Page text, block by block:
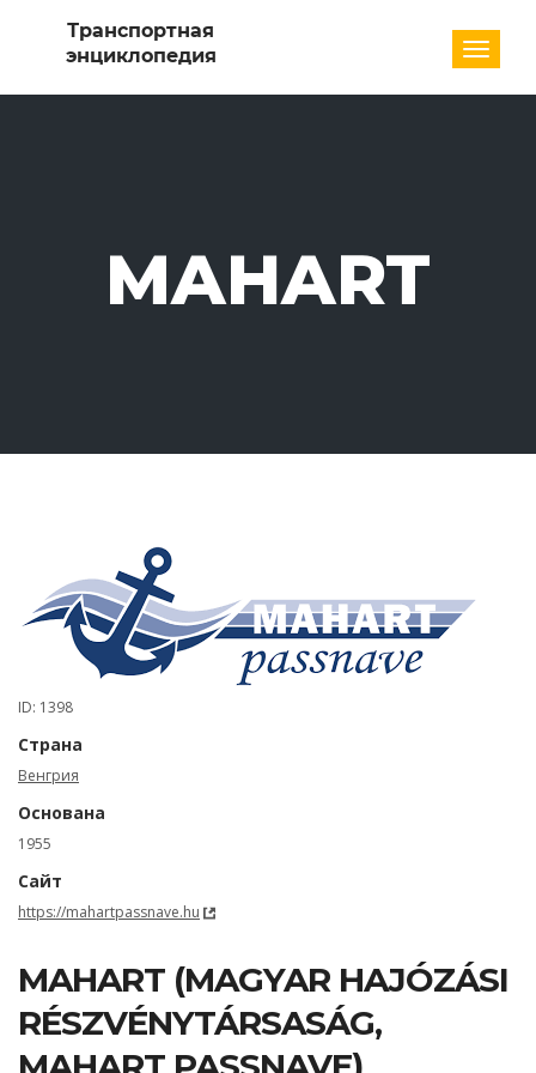
MAHART
ID: 1398
Страна
Венгрия
Основана
1955
Сайт
https://mahartpassnave.hu
MAHART (MAGYAR HAJÓZÁSI
RÉSZVÉNYTÁRSASÁG,